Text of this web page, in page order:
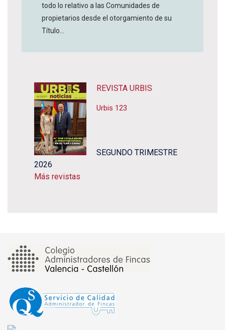
todo lo relativo a las Comunidades de
propietarios desde el otorgamiento de su
Título...
REVISTA URBIS
Urbis 123
SEGUNDO TRIMESTRE
2026
Más revistas